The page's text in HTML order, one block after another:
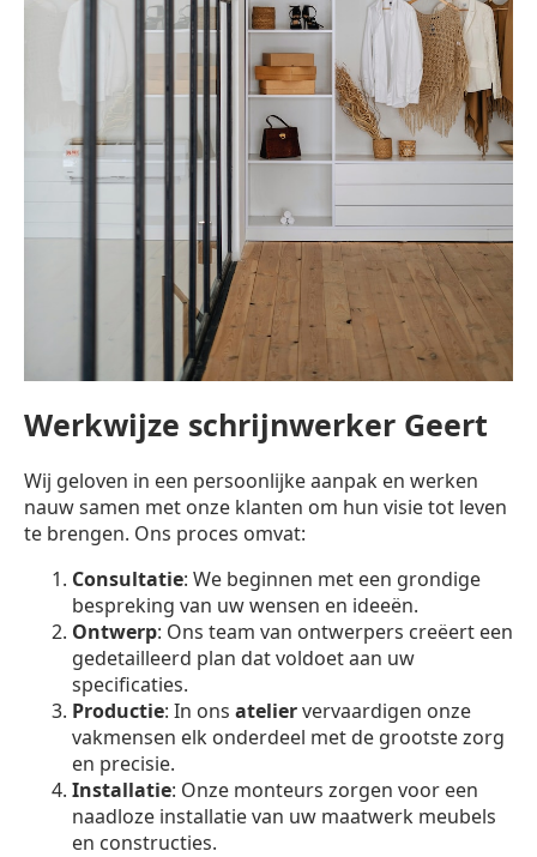
Werkwijze schrijnwerker Geert
Wij geloven in een persoonlijke aanpak en werken
nauw samen met onze klanten om hun visie tot leven
te brengen. Ons proces omvat:
Consultatie: We beginnen met een grondige
bespreking van uw wensen en ideeën.
Ontwerp: Ons team van ontwerpers creëert een
gedetailleerd plan dat voldoet aan uw
specificaties.
Productie: In ons ateliervervaardigen onze
vakmensen elk onderdeel met de grootste zorg
en precisie.
Installatie: Onze monteurs zorgen voor een
naadloze installatie van uw maatwerk meubels
en constructies.